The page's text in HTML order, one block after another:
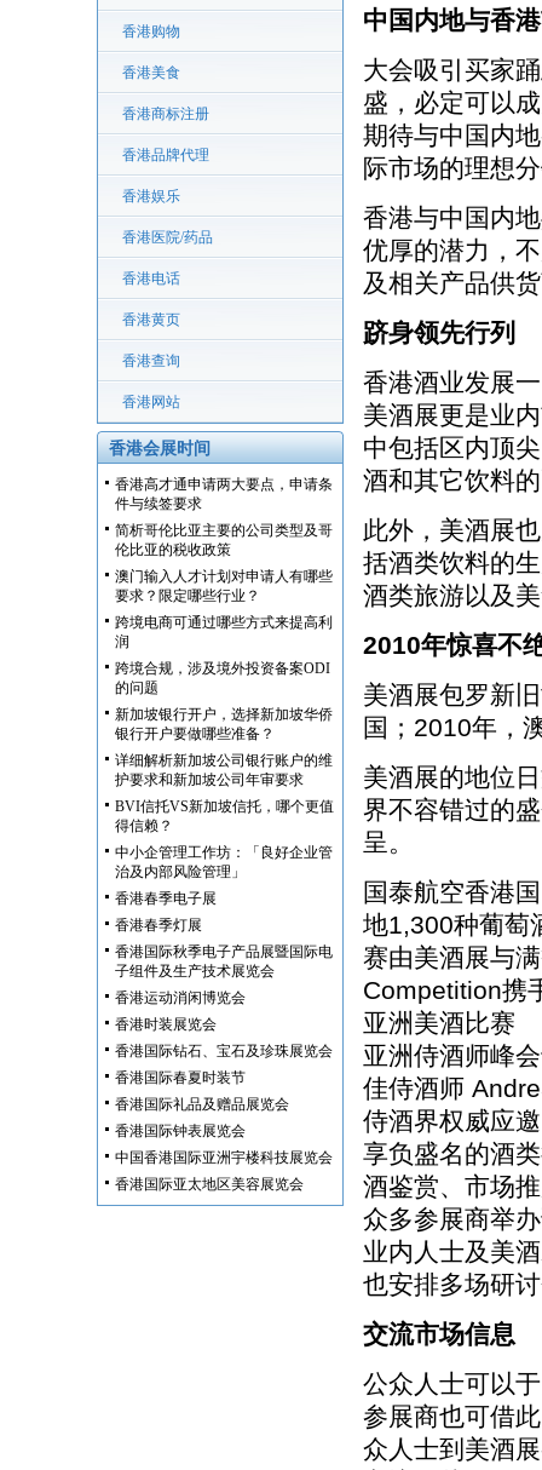
香港购物
香港美食
香港商标注册
香港品牌代理
香港娱乐
香港医院/药品
香港电话
香港黄页
香港查询
香港网站
香港会展时间
香港高才通申请两大要点，申请条
件与续签要求
简析哥伦比亚主要的公司类型及哥
伦比亚的税收政策
澳门输入人才计划对申请人有哪些
要求？限定哪些行业？
跨境电商可通过哪些方式来提高利
润
跨境合规，涉及境外投资备案ODI
的问题
新加坡银行开户，选择新加坡华侨
银行开户要做哪些准备？
详细解析新加坡公司银行账户的维
护要求和新加坡公司年审要求
BVI信托VS新加坡信托，哪个更值
得信赖？
中小企管理工作坊：「良好企业管
治及内部风险管理」
香港春季电子展
香港春季灯展
香港国际秋季电子产品展暨国际电
子组件及生产技术展览会
香港运动消闲博览会
香港时装展览会
香港国际钻石、宝石及珍珠展览会
香港国际春夏时装节
香港国际礼品及赠品展览会
香港国际钟表展览会
中国香港国际亚洲宇楼科技展览会
香港国际亚太地区美容展览会
中国内地与香
大会吸引买家
盛，必定可以
期待与中国内
际市场的理想
香港与中国内
优厚的潜力，
及相关产品供
跻身领先行列
香港酒业发展
美酒展更是业
中包括区内顶
酒和其它饮料
此外，美酒展
括酒类饮料的
酒类旅游以及
2010年惊喜不
美酒展包罗新
国；2010年，
美酒展的地位
界不容错过的
呈。
国泰航空香港
地1,300种葡萄
赛由美酒展与
Competition携
亚洲美酒比赛
亚洲侍酒师峰
佳侍酒师
侍酒界权威应
享负盛名的酒
酒鉴赏、市场
众多参展商举
业内人士及美
也安排多场研
交流市场信息
公众人士可以
参展商也可借
众人士到美酒